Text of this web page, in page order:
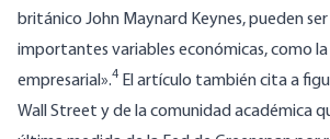
británico John Maynard Keynes, pueden ser
importantes variables económicas, como
empresarial».4 El artículo también cita a
Wall Street y de la comunidad académica